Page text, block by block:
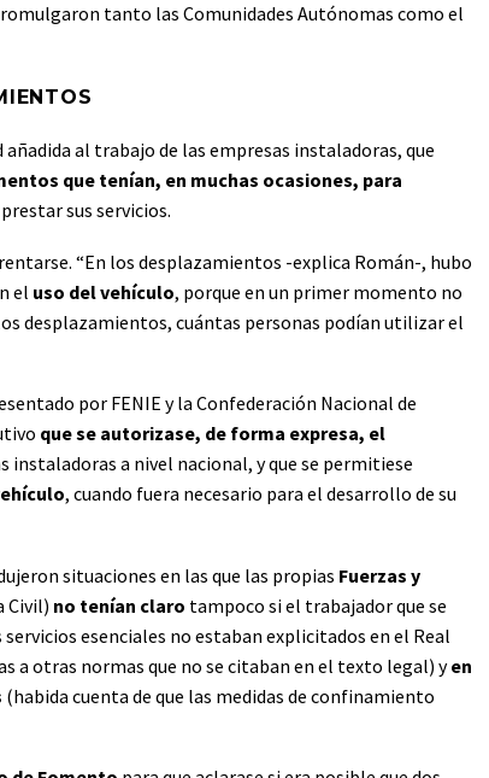
tanto las Comunidades Autónomas como el
al trabajo de las empresas instaladoras, que
que tenían, en muchas ocasiones, para
sus servicios.
“En los desplazamientos -explica Román-, hubo
el uso del vehículo, porque en un primer momento no
desplazamientos, cuántas personas podían utilizar el
por FENIE y la Confederación Nacional de
que se autorizase, de forma expresa, el
instaladoras a nivel nacional, y que se permitiese
, cuando fuera necesario para el desarrollo de su
situaciones en las que las propias Fuerzas y
Civil) no tenían claro tampoco si el trabajador que se
esenciales no estaban explicitados en el Real
a otras normas que no se citaban en el texto legal) yen
(habida cuenta de que las medidas de confinamiento